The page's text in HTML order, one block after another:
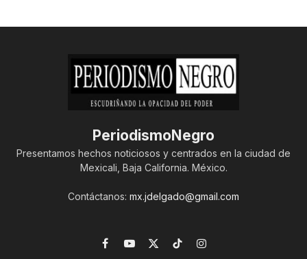
PeriodismoNegro
Presentamos hechos noticiosos y centrados en la ciudad de
Mexicali, Baja California. México.
Contáctanos: mx.jdelgado@gmail.com
Facebook
YouTube
X
TikTokInstagram